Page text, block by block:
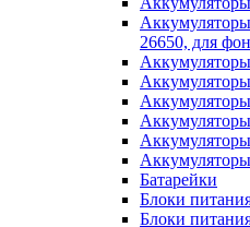
26650, для
Батарейки
Блоки
Блоки